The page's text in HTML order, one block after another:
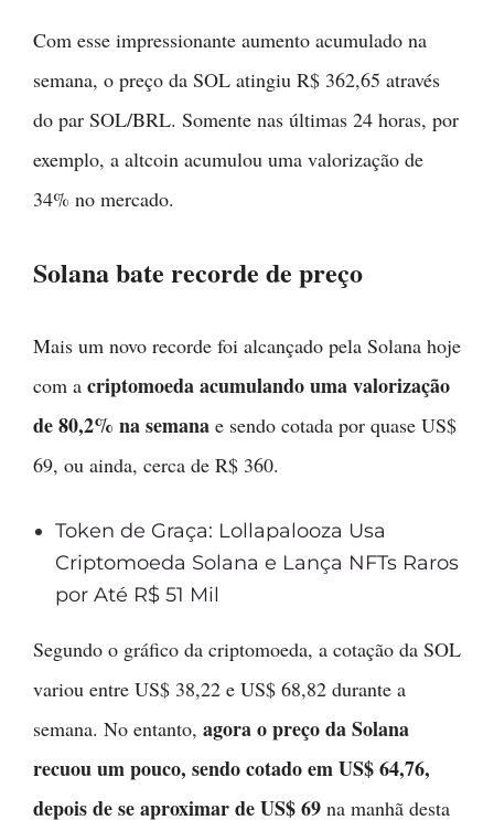
Com esse impressionante aumento acumulado na
semana, o preço da SOL atingiu R$ 362,65 através
do par SOL/BRL. Somente nas últimas 24 horas, por
exemplo, a altcoin acumulou uma valorização de
34% no mercado.
Solana bate recorde de preço
Mais um novo recorde foi alcançado pela Solana hoje
com a criptomoeda acumulando uma valorização
de 80,2% na semana e sendo cotada por quase US$
69, ou ainda, cerca de R$ 360.
Token de Graça: Lollapalooza Usa
Criptomoeda Solana e Lança NFTs Raros
por Até R$ 51 Mil
Segundo o gráfico da criptomoeda, a cotação da SOL
variou entre US$ 38,22 e US$ 68,82 durante a
semana. No entanto, agora o preço da Solana
recuou um pouco, sendo cotado em US$ 64,76,
depois de se aproximar de US$ 69 na manhã desta